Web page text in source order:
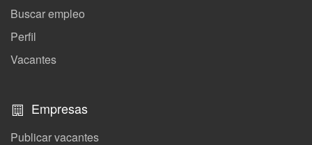
Buscar empleo
Perfil
Vacantes
Empresas
Publicar vacantes